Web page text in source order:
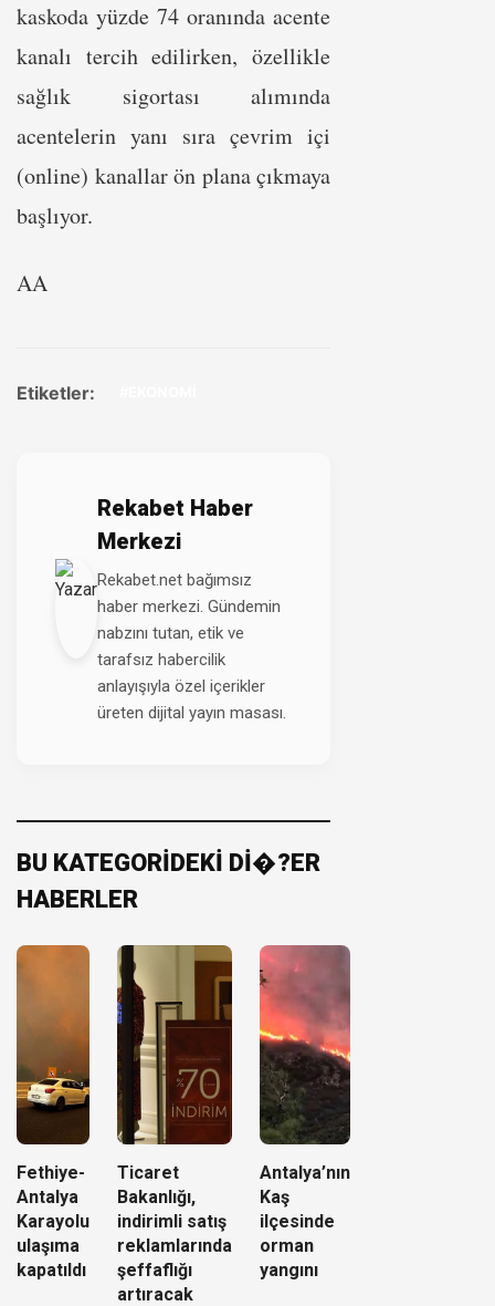
kaskoda yüzde 74 oranında acente
kanalı tercih edilirken, özellikle
sağlık sigortası alımında
acentelerin yanı sıra çevrim içi
(online) kanallar ön plana çıkmaya
başlıyor.
AA
Etiketler:
Rekabet Haber
Merkezi
Rekabet.net bağımsız
haber merkezi. Gündemin
nabzını tutan, etik ve
tarafsız habercilik
anlayışıyla özel içerikler
üreten dijital yayın masası.
BU KATEGORİDEKİ Dİ�?ER
HABERLER
Fethiye-
Antalya
Karayolu
ulaşıma
kapatıldı
Ticaret
Bakanlığı,
indirimli satış
reklamlarında
şeffaflığı
artıracak
Antalya’nın
Kaş
ilçesinde
orman
yangını